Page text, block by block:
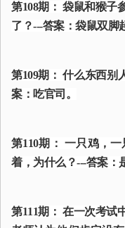
第108期： 袋鼠和猴子
了？---答案：袋鼠双脚
第109期： 什么东西别
案：吃官司。
第110期： 一只鸡，
着，为什么？---答案：
第111期： 在一次考试